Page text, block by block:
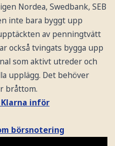
Nordea, Swedbank, SEB
inte bara byggt upp
av penningtvätt
också tvingats bygga upp
som aktivt utreder och
upplägg. Det behöver
bråttom.
inför
börsnotering